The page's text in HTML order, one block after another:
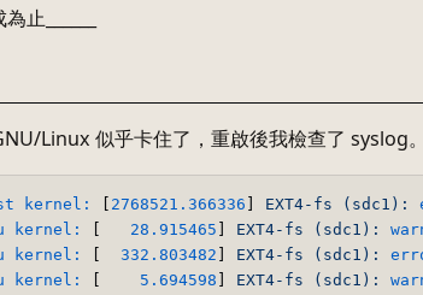
止______
Linux 似乎卡住了，重啟後我檢查了 syslog。
kernel: 2768521.366336 EXT4-fs (sdc1):
kernel:
28.915465 EXT4-fs (sdc1):
kernel:
[ 332.803482 EXT4-fs (sdc1):
kernel:
5.694598 EXT4-fs (sdc1):